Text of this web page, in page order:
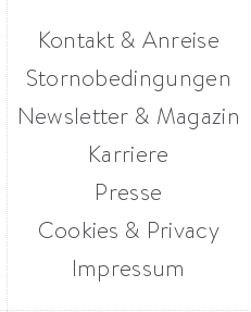
Kontakt & Anreise
Stornobedingungen
Newsletter & Magazin
Karriere
Presse
Cookies & Privacy
Impressum